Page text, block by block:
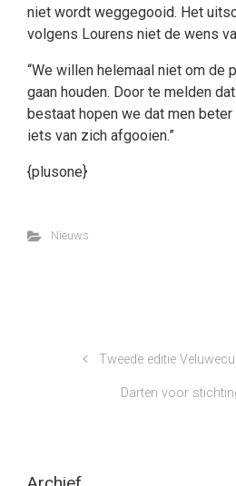
niet wordt weggegooid. Het
volgens Lourens niet de wens
“We willen helemaal niet om de
gaan houden. Door te melden
bestaat hopen we dat men
iets van zich afgooien.”
{plusone}
Nieuws
Tweede editie
Darten voor